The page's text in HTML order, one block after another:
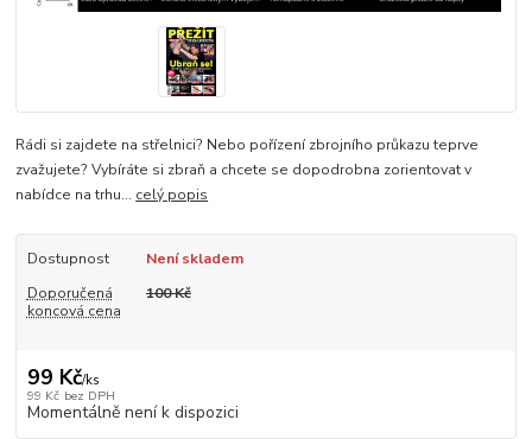
Rádi si zajdete na střelnici? Nebo pořízení zbrojního průkazu teprve
zvažujete? Vybíráte si zbraň a chcete se dopodrobna zorientovat v
nabídce na trhu... celý popis
Dostupnost
Není skladem
Doporučená
koncová cena
100 Kč
99 Kč/ks
99 Kč bez DPH
Momentálně není k dispozici